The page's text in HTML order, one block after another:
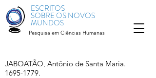
ESCRITOS
SOBRE OS NOVOS
MUNDOS
Pesquisa em Ciências Humanas
JABOATÃO, Antônio de Santa Maria.
1695-1779.